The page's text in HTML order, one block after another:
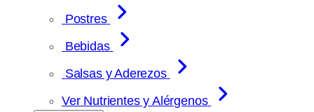
Postres
Bebidas
Salsas y Aderezos
Ver Nutrientes y Alérgenos